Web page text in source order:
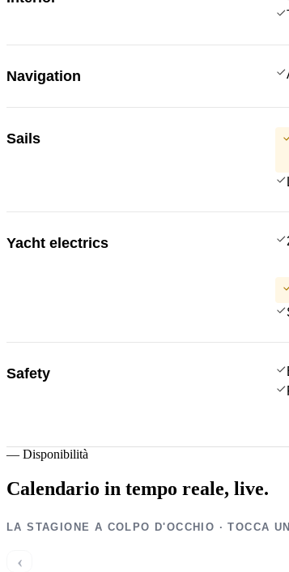
Navigation
Sails
Yacht electrics
Safety
— Disponibilità
Calendario in tempo reale, live.
LA STAGIONE A COLPO D'OCCHIO · TOCCA
‹